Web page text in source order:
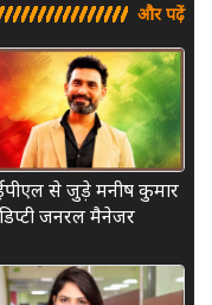
और पढ़ें
से जुड़े मनीष कुमार
जनरल मैनेजर